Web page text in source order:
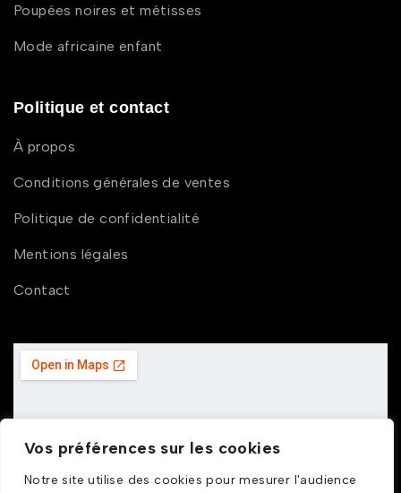
Vos préférences sur les cookies
Notre site utilise des cookies pour mesurer l'audience
Poupées noires et métisses
Mode africaine enfant
Politique et contact
À propos
Conditions générales de ventes
Politique de confidentialité
Mentions légales
Contact